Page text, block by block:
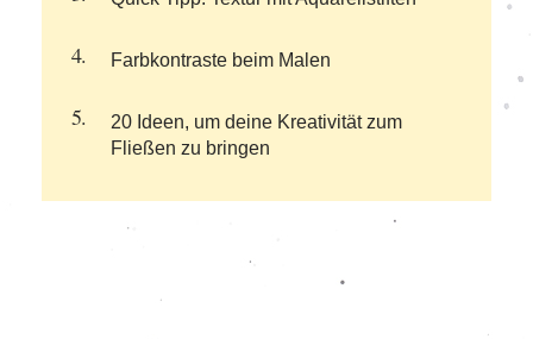
Farbkontraste beim Malen
20 Ideen, um deine Kreativität zum
Fließen zu bringen